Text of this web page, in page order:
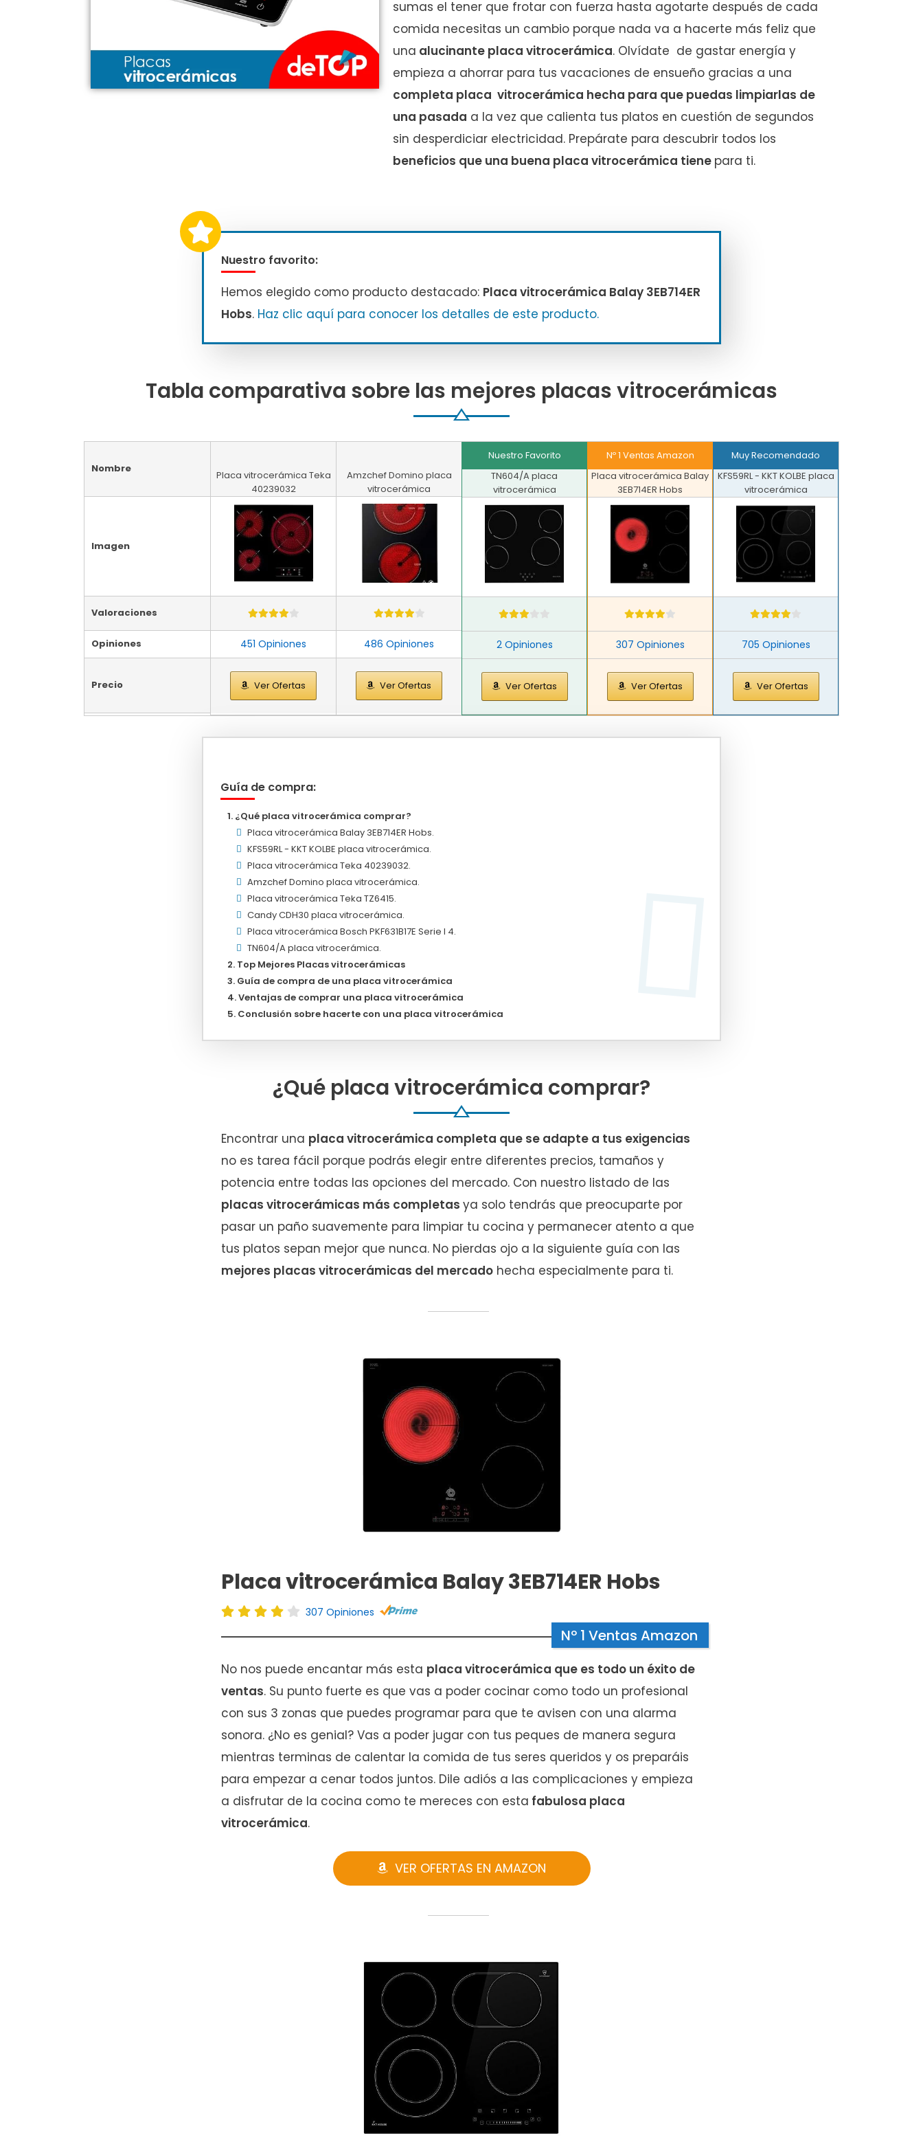
sumas el tener que frotar con fuerza hasta agotarte después de cada
comida necesitas un cambio porque nada va a hacerte más feliz que
una alucinante placa vitrocerámica. Olvídate de gastar energía y
empieza a ahorrar para tus vacaciones de ensueño gracias a una
completa placa vitrocerámica hecha para que puedas limpiarlas de
una pasada a la vez que calienta tus platos en cuestión de segundos
sin desperdiciar electricidad. Prepárate para descubrir todos los
beneficios que una buena placa vitrocerámica tiene para ti.
Nuestro favorito:
Hemos elegido como producto destacado: Placa vitrocerámica Balay 3EB714ER
Hobs. Haz clic aquí para conocer los detalles de este producto.
Tabla comparativa sobre las mejores placas vitrocerámicas
Nombre
Imagen
Valoraciones
Opiniones
Precio
Placa vitrocerámica Teka
40239032
451 Opiniones
Ver Ofertas
Amzchef Domino placa
vitrocerámica
486 Opiniones
Ver Ofertas
Nuestro Favorito
TN604/A placa
vitrocerámica
2 Opiniones
Ver Ofertas
Nº 1 Ventas Amazon
Placa vitrocerámica Balay
3EB714ER Hobs
307 Opiniones
Ver Ofertas
Muy Recomendado
KFS59RL - KKT KOLBE placa
vitrocerámica
705 Opiniones
Ver Ofertas
Guía de compra:
¿Qué placa vitrocerámica comprar?
Placa vitrocerámica Balay 3EB714ER Hobs.
KFS59RL - KKT KOLBE placa vitrocerámica.
Placa vitrocerámica Teka 40239032.
Amzchef Domino placa vitrocerámica.
Placa vitrocerámica Teka TZ6415.
Candy CDH30 placa vitrocerámica.
Placa vitrocerámica Bosch PKF631B17E Serie I 4.
TN604/A placa vitrocerámica.
Top Mejores Placas vitrocerámicas
Guía de compra de una placa vitrocerámica
Ventajas de comprar una placa vitrocerámica
Conclusión sobre hacerte con una placa vitrocerámica
¿Qué placa vitrocerámica comprar?
Encontrar una placa vitrocerámica completa que se adapte a tus exigencias
no es tarea fácil porque podrás elegir entre diferentes precios, tamaños y
potencia entre todas las opciones del mercado. Con nuestro listado de las
placas vitrocerámicas más completas ya solo tendrás que preocuparte por
pasar un paño suavemente para limpiar tu cocina y permanecer atento a que
tus platos sepan mejor que nunca. No pierdas ojo a la siguiente guía con las
mejores placas vitrocerámicas del mercado hecha especialmente para ti.
Placa vitrocerámica Balay 3EB714ER Hobs
307 Opiniones
Nº 1 Ventas Amazon
No nos puede encantar más esta placa vitrocerámica que es todo un éxito de
ventas. Su punto fuerte es que vas a poder cocinar como todo un profesional
con sus 3 zonas que puedes programar para que te avisen con una alarma
sonora. ¿No es genial? Vas a poder jugar con tus peques de manera segura
mientras terminas de calentar la comida de tus seres queridos y os preparáis
para empezar a cenar todos juntos. Dile adiós a las complicaciones y empieza
a disfrutar de la cocina como te mereces con esta fabulosa placa
vitrocerámica.
VER OFERTAS EN AMAZON